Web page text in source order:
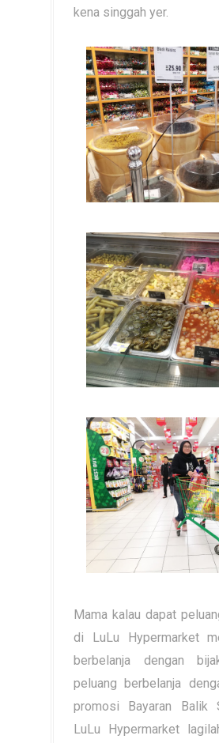
kena singgah yer.
Mama kalau dapat
di LuLu Hypermarket
berbelanja dengan
peluang berbelanja
promosi Bayaran Balik
LuLu Hypermarket